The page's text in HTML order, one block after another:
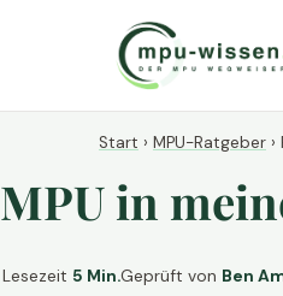
Start › MPU-Ratgeber ›
MPU in
Lesezeit 5 Min.Geprüft von Ben